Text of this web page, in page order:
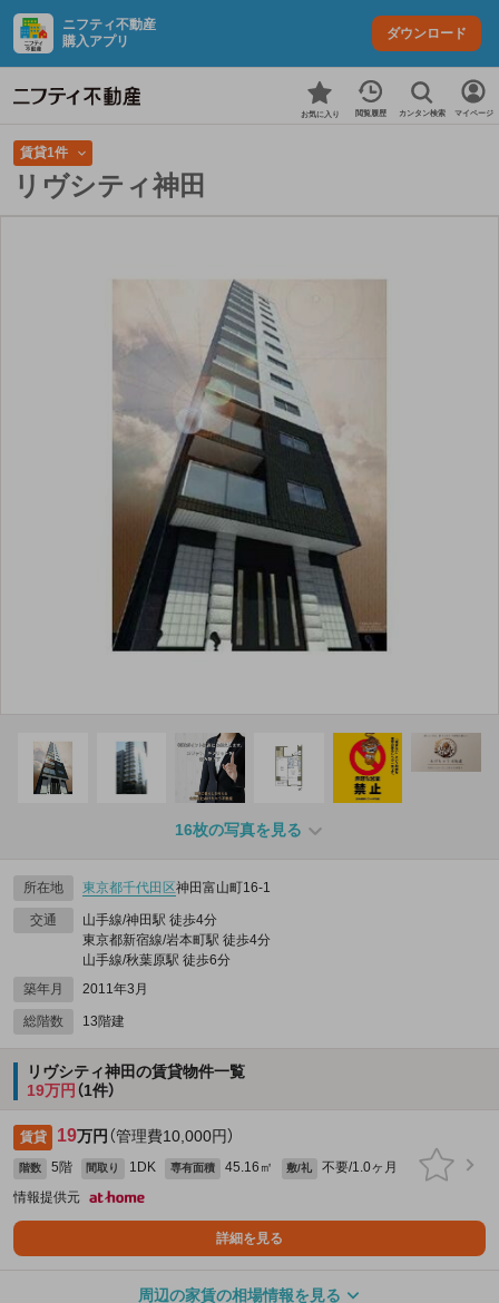
ニフティ不動産
購入アプリ
ダウンロード
お気に入り 閲覧履歴 カンタン検索 マイページ
賃貸1件
リヴシティ神田
16枚の写真を見る
所在地 東京都千代田区神田富山町16‐1
交通
山手線/神田駅 徒歩4分
東京都新宿線/岩本町駅 徒歩4分
山手線/秋葉原駅 徒歩6分
築年月
2011年3月
総階数 13階建
リヴシティ神田の賃貸物件一覧
19万円 （1件）
賃貸 19万円 （管理費10,000円）
階数 5階 間取り 1DK 専有面積 45.16㎡ 敷/礼
不要/1.0ヶ月
情報提供元
詳細を見る
周辺の家賃の相場情報を見る